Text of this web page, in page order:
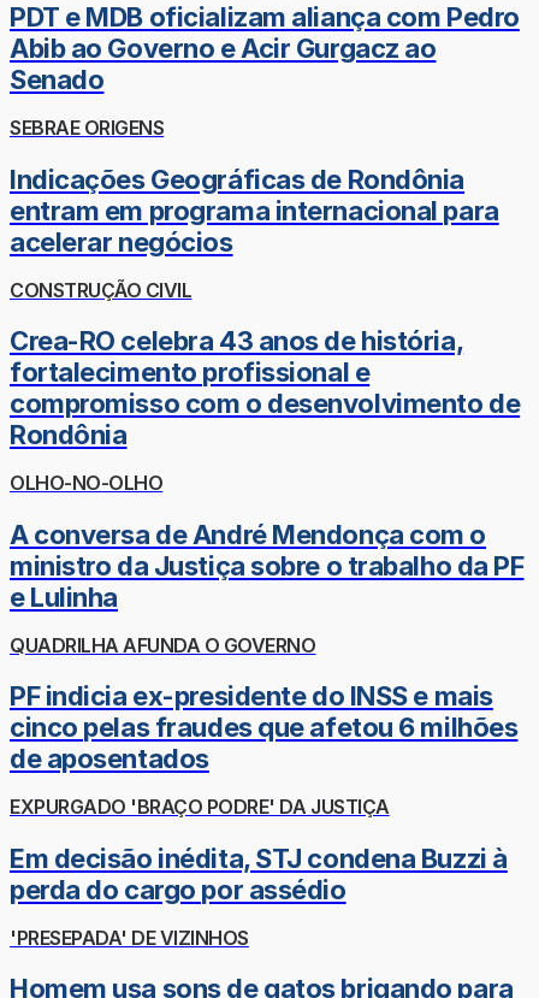
PDT e MDB oficializam aliança com Pedro
Abib ao Governo e Acir Gurgacz ao
Senado
SEBRAE ORIGENS
Indicações Geográficas de Rondônia
entram em programa internacional para
acelerar negócios
CONSTRUÇÃO CIVIL
Crea-RO celebra 43 anos de história,
fortalecimento profissional e
compromisso com o desenvolvimento de
Rondônia
OLHO-NO-OLHO
A conversa de André Mendonça com o
ministro da Justiça sobre o trabalho da PF
e Lulinha
QUADRILHA AFUNDA O GOVERNO
PF indicia ex-presidente do INSS e mais
cinco pelas fraudes que afetou 6 milhões
de aposentados
EXPURGADO 'BRAÇO PODRE' DA JUSTIÇA
Em decisão inédita, STJ condena Buzzi à
perda do cargo por assédio
'PRESEPADA' DE VIZINHOS
Homem usa sons de gatos brigando para